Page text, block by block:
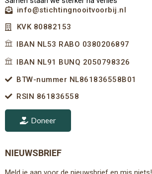
info@stichtingnooitvoorbij.nl
KVK 80882153
IBAN NL53 RABO 0380206897
IBAN NL91 BUNQ 2050798326
BTW-nummer NL861836558B01
RSIN 861836558
Doneer
NIEUWSBRIEF